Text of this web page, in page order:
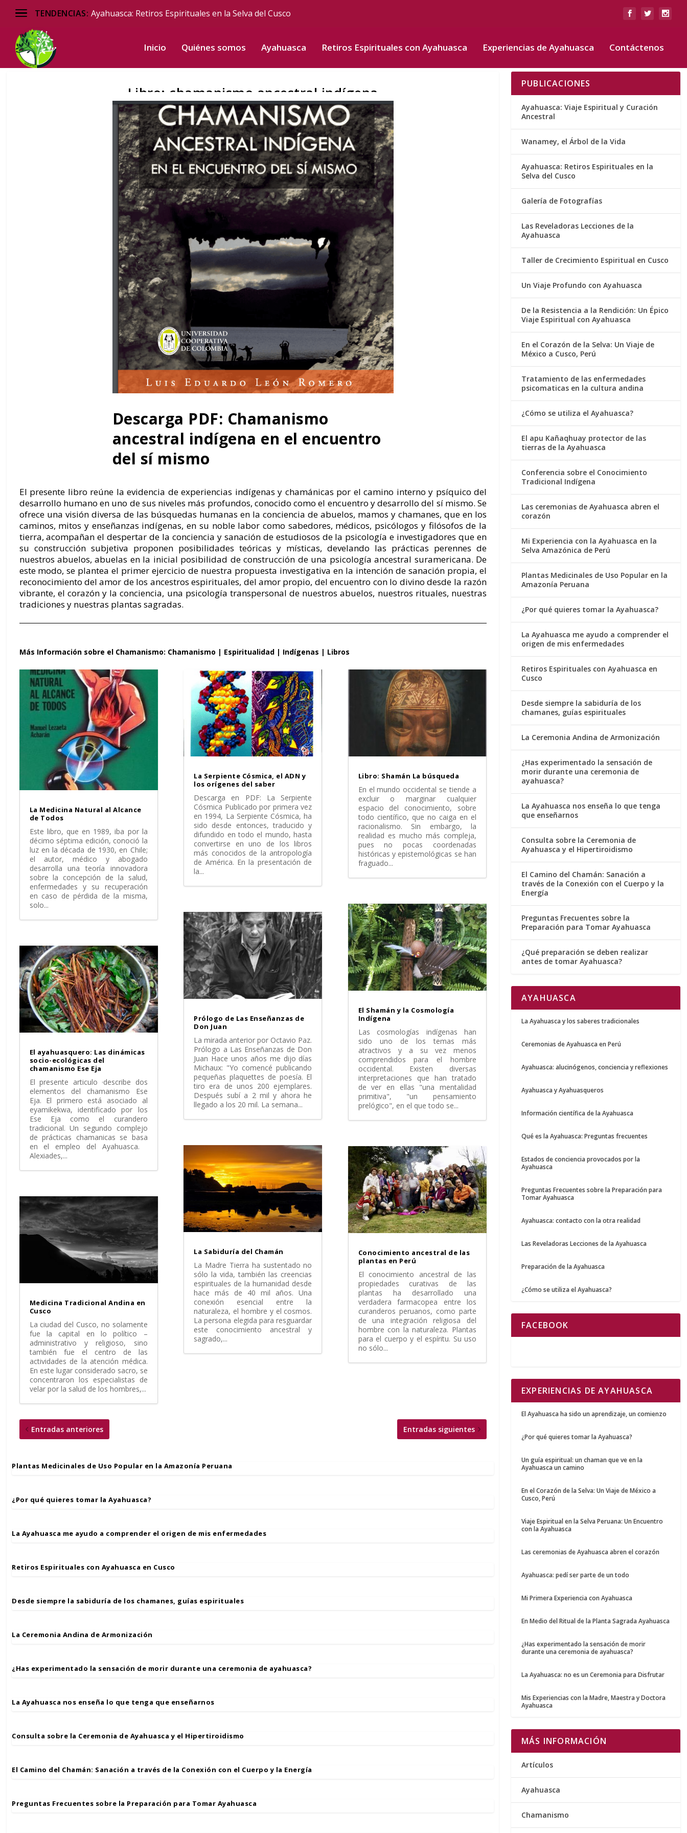
TENDENCIAS: Ayahuasca: Retiros Espirituales en la Selva del Cusco
Inicio Quiénes somos Ayahuasca Retiros Espirituales con Ayahuasca Experiencias de Ayahuasca Contáctenos
Libro: chamanismo ancestral indígena
Descarga PDF: Chamanismo
ancestral indígena en el encuentro
del sí mismo
El presente libro reúne la evidencia de experiencias indígenas y chamánicas por el camino interno y psíquico del
desarrollo humano en uno de sus niveles más profundos, conocido como el encuentro y desarrollo del sí mismo. Se
ofrece una visión diversa de las búsquedas humanas en la conciencia de abuelos, mamos y chamanes, que en los
caminos, mitos y enseñanzas indígenas, en su noble labor como sabedores, médicos, psicólogos y filósofos de la
tierra, acompañan el despertar de la conciencia y sanación de estudiosos de la psicología e investigadores que en
su construcción subjetiva proponen posibilidades teóricas y místicas, develando las prácticas perennes de
nuestros abuelos, abuelas en la inicial posibilidad de construcción de una psicología ancestral suramericana. De
este modo, se plantea el primer ejercicio de nuestra propuesta investigativa en la intención de sanación propia, el
reconocimiento del amor de los ancestros espirituales, del amor propio, del encuentro con lo divino desde la razón
vibrante, el corazón y la conciencia, una psicología transpersonal de nuestros abuelos, nuestros rituales, nuestras
tradiciones y nuestras plantas sagradas.
Más Información sobre el Chamanismo: Chamanismo | Espiritualidad| Indígenas | Libros
La Medicina Natural al Alcance
de Todos
Este libro, que en 1989, iba por la
décimo séptima edición, conoció la
luz en la década de 1930, en Chile;
el autor, médico y abogado
desarrolla una teoría innovadora
sobre la concepción de la salud,
enfermedades y su recuperación
en caso de pérdida de la misma,
solo...
El ayahuasquero: Las dinámicas
socio-ecológicas del
chamanismo Ese Eja
El presente articulo ·describe dos
elementos del chamanismo Ese
Eja. El primero está asociado al
eyamikekwa, identificado por los
Ese Eja como el curandero
tradicional. Un segundo complejo
de prácticas chamanicas se basa
en el empleo del Ayahuasca.
Alexiades,...
Medicina Tradicional Andina en
Cusco
La ciudad del Cusco, no solamente
fue la capital en lo político –
administrativo y religioso, sino
también fue el centro de las
actividades de la atención médica.
En este lugar considerado sacro, se
concentraron los especialistas de
velar por la salud de los hombres,...
La Serpiente Cósmica, el ADN y
los orígenes del saber
Descarga en PDF: La Serpiente
Cósmica Publicado por primera vez
en 1994, La Serpiente Cósmica, ha
sido desde entonces, traducido y
difundido en todo el mundo, hasta
convertirse en uno de los libros
más conocidos de la antropología
de América. En la presentación de
la...
Prólogo de Las Enseñanzas de
Don Juan
La mirada anterior por Octavio Paz.
Prólogo a Las Enseñanzas de Don
Juan Hace unos años me dijo días
Michaux: "Yo comencé publicando
pequeñas plaquettes de poesía. El
tiro era de unos 200 ejemplares.
Después subí a 2 mil y ahora he
llegado a los 20 mil. La semana...
La Sabiduría del Chamán
La Madre Tierra ha sustentado no
sólo la vida, también las creencias
espirituales de la humanidad desde
hace más de 40 mil años. Una
conexión esencial entre la
naturaleza, el hombre y el cosmos.
La persona elegida para resguardar
este conocimiento ancestral y
sagrado,...
Libro: Shamán La búsqueda
En el mundo occidental se tiende a
excluir o marginar cualquier
espacio del conocimiento, sobre
todo científico, que no caiga en el
racionalismo. Sin embargo, la
realidad es mucho más compleja,
pues no pocas coordenadas
históricas y epistemológicas se han
fraguado...
El Shamán y la Cosmología
Indígena
Las cosmologías indígenas han
sido uno de los temas más
atractivos y a su vez menos
comprendidos para el hombre
occidental. Existen diversas
interpretaciones que han tratado
de ver en ellas "una mentalidad
primitiva", "un pensamiento
prelógico", en el que todo se...
Conocimiento ancestral de las
plantas en Perú
El conocimiento ancestral de las
propiedades curativas de las
plantas ha desarrollado una
verdadera farmacopea entre los
curanderos peruanos, como parte
de una integración religiosa del
hombre con la naturaleza. Plantas
para el cuerpo y el espíritu. Su uso
no sólo...
Entradas anteriores Entradas siguientes
Plantas Medicinales de Uso Popular en la Amazonía Peruana
¿Por qué quieres tomar la Ayahuasca?
La Ayahuasca me ayudo a comprender el origen de mis enfermedades
Retiros Espirituales con Ayahuasca en Cusco
Desde siempre la sabiduría de los chamanes, guías espirituales
La Ceremonia Andina de Armonización
¿Has experimentado la sensación de morir durante una ceremonia de ayahuasca?
La Ayahuasca nos enseña lo que tenga que enseñarnos
Consulta sobre la Ceremonia de Ayahuasca y el Hipertiroidismo
El Camino del Chamán: Sanación a través de la Conexión con el Cuerpo y la Energía
Preguntas Frecuentes sobre la Preparación para Tomar Ayahuasca
PUBLICACIONES
Ayahuasca: Viaje Espiritual y Curación
Ancestral
Wanamey, el Árbol de la Vida
Ayahuasca: Retiros Espirituales en la
Selva del Cusco
Galería de Fotografías
Las Reveladoras Lecciones de la
Ayahuasca
Taller de Crecimiento Espiritual en Cusco
Un Viaje Profundo con Ayahuasca
De la Resistencia a la Rendición: Un Épico
Viaje Espiritual con Ayahuasca
En el Corazón de la Selva: Un Viaje de
México a Cusco, Perú
Tratamiento de las enfermedades
psicomaticas en la cultura andina
¿Cómo se utiliza el Ayahuasca?
El apu Kañaqhuay protector de las
tierras de la Ayahuasca
Conferencia sobre el Conocimiento
Tradicional Indígena
Las ceremonias de Ayahuasca abren el
corazón
Mi Experiencia con la Ayahuasca en la
Selva Amazónica de Perú
Plantas Medicinales de Uso Popular en la
Amazonía Peruana
¿Por qué quieres tomar la Ayahuasca?
La Ayahuasca me ayudo a comprender el
origen de mis enfermedades
Retiros Espirituales con Ayahuasca en
Cusco
Desde siempre la sabiduría de los
chamanes, guías espirituales
La Ceremonia Andina de Armonización
¿Has experimentado la sensación de
morir durante una ceremonia de
ayahuasca?
La Ayahuasca nos enseña lo que tenga
que enseñarnos
Consulta sobre la Ceremonia de
Ayahuasca y el Hipertiroidismo
El Camino del Chamán: Sanación a
través de la Conexión con el Cuerpo y la
Energía
Preguntas Frecuentes sobre la
Preparación para Tomar Ayahuasca
¿Qué preparación se deben realizar
antes de tomar Ayahuasca?
AYAHUASCA
La Ayahuasca y los saberes tradicionales
Ceremonias de Ayahuasca en Perú
Ayahuasca: alucinógenos, conciencia y reflexiones
Ayahuasca y Ayahuasqueros
Información científica de la Ayahuasca
Qué es la Ayahuasca: Preguntas frecuentes
Estados de conciencia provocados por la
Ayahuasca
Preguntas Frecuentes sobre la Preparación para
Tomar Ayahuasca
Ayahuasca: contacto con la otra realidad
Las Reveladoras Lecciones de la Ayahuasca
Preparación de la Ayahuasca
¿Cómo se utiliza el Ayahuasca?
FACEBOOK
EXPERIENCIAS DE AYAHUASCA
El Ayahuasca ha sido un aprendizaje, un comienzo
¿Por qué quieres tomar la Ayahuasca?
Un guía espiritual: un chaman que ve en la
Ayahuasca un camino
En el Corazón de la Selva: Un Viaje de México a
Cusco, Perú
Viaje Espiritual en la Selva Peruana: Un Encuentro
con la Ayahuasca
Las ceremonias de Ayahuasca abren el corazón
Ayahuasca: pedí ser parte de un todo
Mi Primera Experiencia con Ayahuasca
En Medio del Ritual de la Planta Sagrada Ayahuasca
¿Has experimentado la sensación de morir
durante una ceremonia de ayahuasca?
La Ayahuasca: no es un Ceremonia para Disfrutar
Mis Experiencias con la Madre, Maestra y Doctora
Ayahuasca
MÁS INFORMACIÓN
Artículos
Ayahuasca
Chamanismo